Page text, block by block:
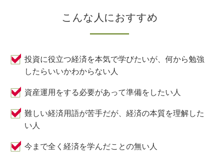
こんな人におすすめ
投資に役立つ経済を本気で学びたいが、何から勉強
したらいいかわからない人
資産運用をする必要があって準備をしたい人
難しい経済用語が苦手だが、経済の本質を理解した
い人
今まで全く経済を学んだことの無い人